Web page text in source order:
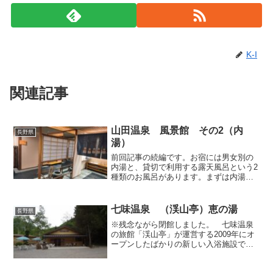
K-I
関連記事
長野県
山田温泉 風景館 その2（内
湯）
前回記事の続編です。お宿には男女別の
内湯と、貸切で利用する露天風呂という2
種類のお風呂があります。まずは内湯か
料のサービスが用意されていましたの
で、私は入浴の前後にそれ...
長野県 七味温泉 （渓山亭）恵の湯
※残念ながら閉館しました。 七味温泉
の旅館「渓山亭」が運営する2009年にオ
ープンしたばかりの新しい入浴施設で